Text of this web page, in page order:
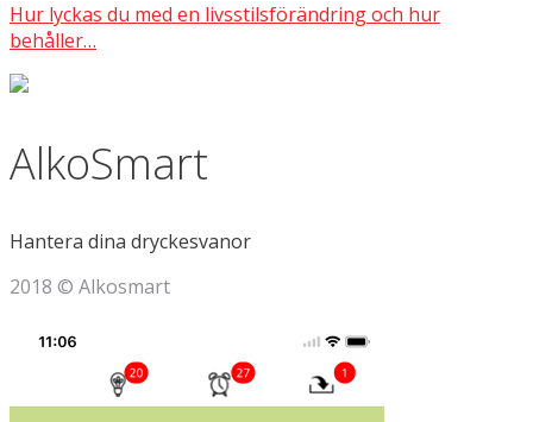
Hur lyckas du med en livsstilsförändring och hur
behåller…
AlkoSmart
Hantera dina dryckesvanor
2018 © Alkosmart